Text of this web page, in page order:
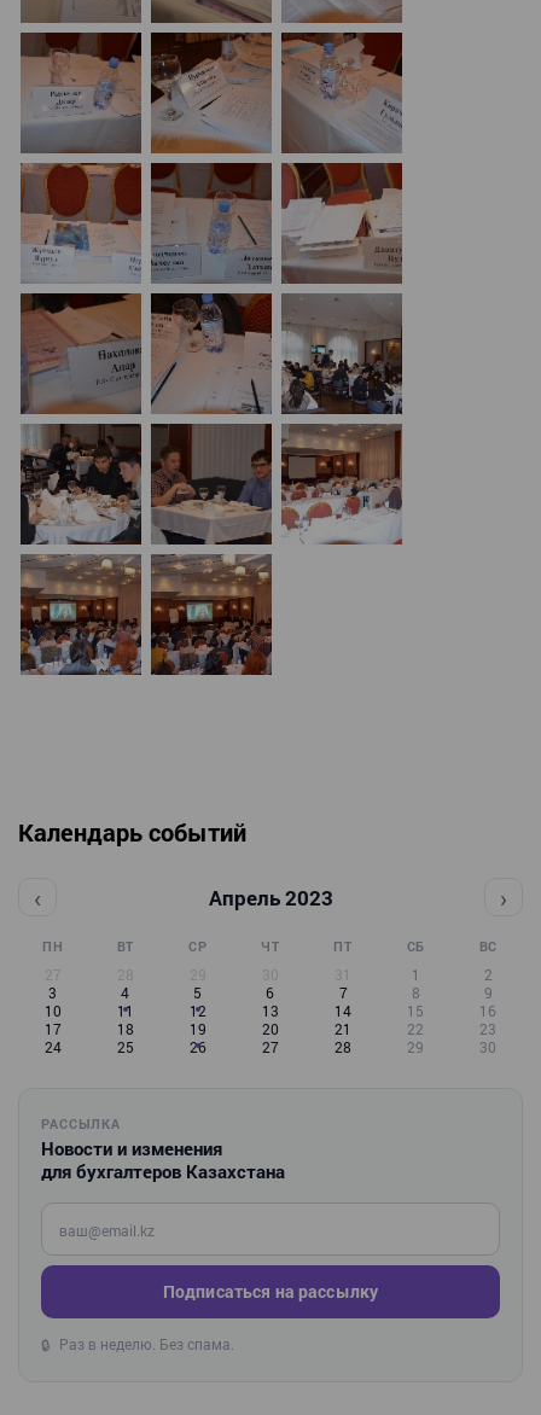
Календарь событий
‹ Апрель 2023 ›
ПН ВТ СР ЧТ ПТ СБ ВС
27 28 29 30 31 1
2
3
4 5 6 7 8
9
10
11 12 13 14 15
16
17
18 19 20 21 22
23
24
25 26 27 28 29 30
РАССЫЛКА
Новости и изменения
для бухгалтеров Казахстана
Введите ваш e-mail
Подписаться на рассылку
🔒 Раз в неделю. Без спама.